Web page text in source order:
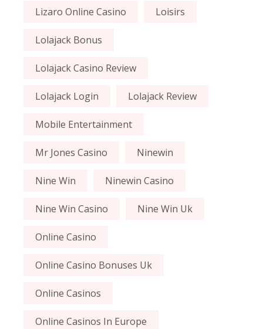
Lizaro Online Casino Loisirs
Lolajack Bonus
Lolajack Casino Review
Lolajack Login Lolajack Review
Mobile Entertainment
Mr Jones Casino Ninewin
Nine Win Ninewin Casino
Nine Win Casino Nine Win Uk
Online Casino
Online Casino Bonuses Uk
Online Casinos
Online Casinos In Europe